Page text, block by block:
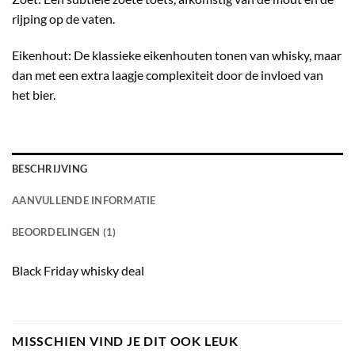
rijping op de vaten.
Eikenhout: De klassieke eikenhouten tonen van whisky, maar
dan met een extra laagje complexiteit door de invloed van
het bier.
BESCHRIJVING
AANVULLENDE INFORMATIE
BEOORDELINGEN (1)
Black Friday whisky deal
MISSCHIEN VIND JE DIT OOK LEUK